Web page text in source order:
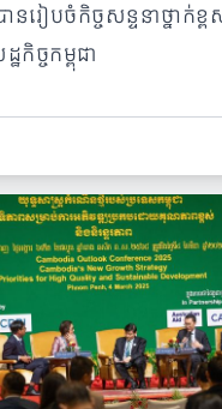
នរៀបចំកិច្ចសន្ទនាថ្នាក់ខ្
កិច្ចកម្ពុជា